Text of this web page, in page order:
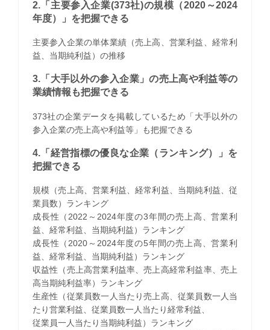
2.「主要参入企業(373社)の規模（2020～2024
年度）」を把握できる
主要参入企業の単体業績（売上高、営業利益、経常利
益、当期純利益）の推移
3.「大手以外の参入企業」の売上高や利益等の
業績情報も把握できる
373社の企業データを掲載しているため「大手以外の
参入企業の売上高や利益等」も把握できる
4.「経営指標の優良な企業（ランキング）」を
把握できる
規模（売上高、営業利益、経常利益、当期純利益、従
業員数）ランキング
成長性（2022～2024年度の3年間の売上高、営業利
益、経常利益、当期純利益）ランキング
成長性（2020～2024年度の5年間の売上高、営業利
益、経常利益、当期純利益）ランキング
収益性（売上高営業利益率、売上高経常利益率、売上
高当期純利益率）ランキング
生産性（従業員数一人当たり売上高、従業員数一人当
たり営業利益、従業員数一人当たり経常利益、
従業員一人当たり当期純利益）ランキング